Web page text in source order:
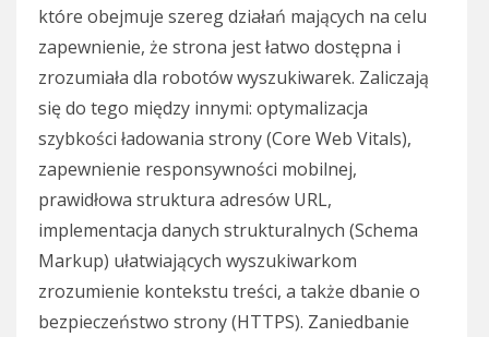
które obejmuje szereg działań mających na celu
zapewnienie, że strona jest łatwo dostępna i
zrozumiała dla robotów wyszukiwarek. Zaliczają
się do tego między innymi: optymalizacja
szybkości ładowania strony (Core Web Vitals),
zapewnienie responsywności mobilnej,
prawidłowa struktura adresów URL,
implementacja danych strukturalnych (Schema
Markup) ułatwiających wyszukiwarkom
zrozumienie kontekstu treści, a także dbanie o
bezpieczeństwo strony (HTTPS). Zaniedbanie